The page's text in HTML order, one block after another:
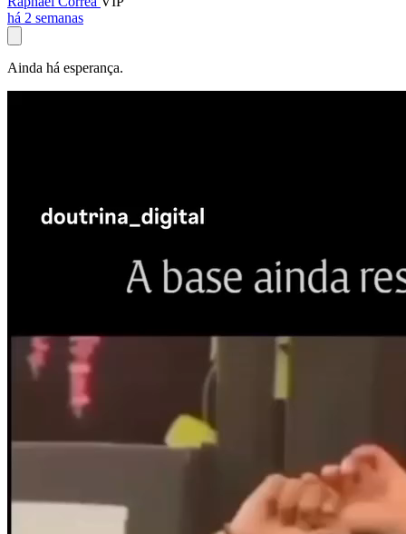
há 2 semanas
Ainda há esperança.